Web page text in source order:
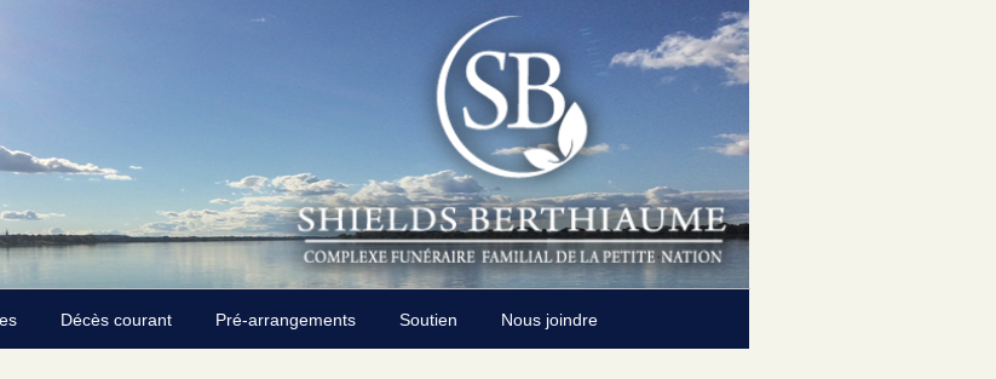
Décès courant Pré-arrangements Soutien Nous joindre